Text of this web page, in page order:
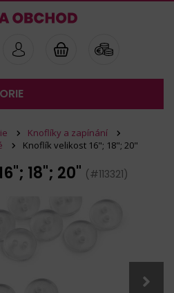
Knoflíky a zapínání
Knoflík velikost 16"; 18"; 20"
18"; 20" (#113321)